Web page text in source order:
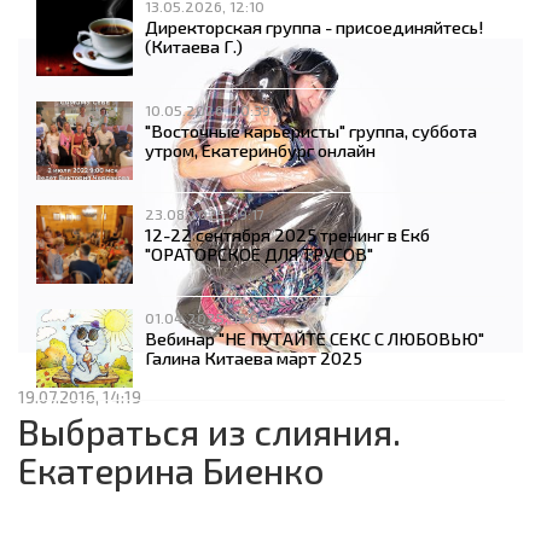
19.07.2016, 14:19
Выбраться из слияния.
Екатерина Биенко
13.05.2026, 12:10
Директорская группа - присоединяйтесь!
(Китаева Г.)
10.05.2026, 20:39
"Восточные карьеристы" группа, суббота
утром, Екатеринбург онлайн
23.08.2025, 19:17
12-22 сентября 2025 тренинг в Екб
"ОРАТОРСКОЕ ДЛЯ ТРУСОВ"
01.04.2025, 13:03
Вебинар "НЕ ПУТАЙТЕ СЕКС С ЛЮБОВЬЮ"
Галина Китаева март 2025